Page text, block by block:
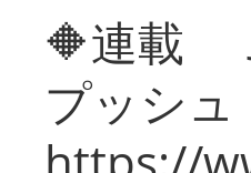
🔶連載
プッシ